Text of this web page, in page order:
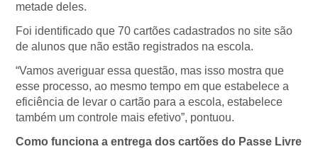
metade deles.
Foi identificado que 70 cartões cadastrados no site são
de alunos que não estão registrados na escola.
“Vamos averiguar essa questão, mas isso mostra que
esse processo, ao mesmo tempo em que estabelece a
eficiência de levar o cartão para a escola, estabelece
também um controle mais efetivo”, pontuou.
Como funciona a entrega dos cartões do Passe Livre